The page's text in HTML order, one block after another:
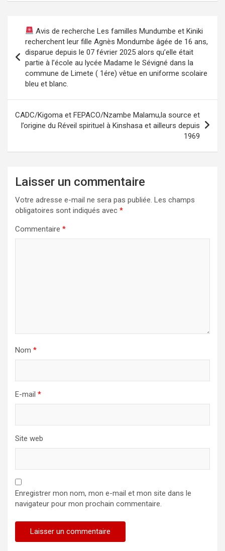
Navigation
l’article
Avis de recherche Les familles Mundumbe et Kiniki
recherchent leur fille Agnès Mondumbe âgée de 16 ans,
disparue depuis le 07 février 2025 alors qu’elle était
partie à l’école au lycée Madame le Sévigné dans la
commune de Limete ( 1ére) vêtue en uniforme scolaire
bleu et blanc.
CADC/Kigoma et FEPACO/Nzambe Malamu,la source et
l’origine du Réveil spirituel à Kinshasa et ailleurs depuis
1969
Laisser un commentaire
Votre adresse e-mail ne sera pas publiée. Les champs
obligatoires sont indiqués avec *
Commentaire *
Nom *
E-mail *
Site web
Enregistrer mon nom, mon e-mail et mon site dans le
navigateur pour mon prochain commentaire.